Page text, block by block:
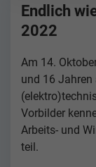
Endlich
2022
Am 14.
und 16 Jahren
Vorbilder
Arbeits- und
teil.